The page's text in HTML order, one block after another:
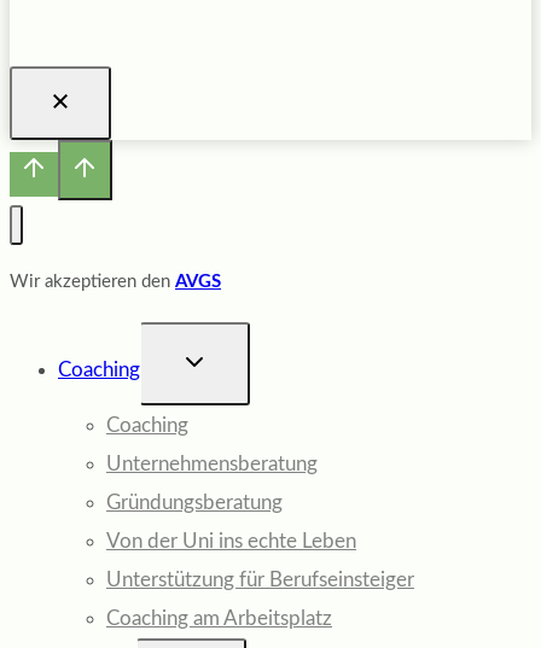
Wir akzeptieren den AVGS
Coaching
UNTERMENÜ
Coaching
Unternehmensberatung
Gründungsberatung
Von der Uni ins echte Leben
Unterstützung für Berufseinsteiger
Coaching am Arbeitsplatz